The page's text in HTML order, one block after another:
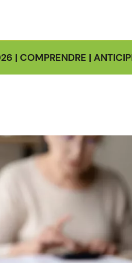
| COMPRENDRE |